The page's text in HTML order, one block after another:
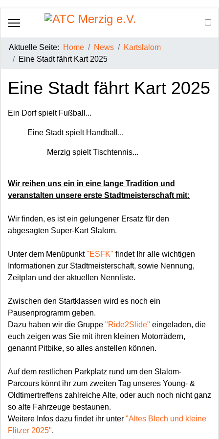
Aktuelle Seite: Home News
Kartslalom
Eine Stadt fährt Kart 2025
Eine Stadt fährt Kart 2025
Ein Dorf spielt Fußball...
Eine Stadt spielt Handball...
Merzig spielt Tischtennis...
Wir reihen uns ein in eine lange Tradition und
veranstalten unsere erste Stadtmeisterschaft mit:
Wir finden, es ist ein gelungener Ersatz für den
abgesagten Super-Kart Slalom.
Unter dem Menüpunkt"ESFK" findet Ihr alle wichtigen
Informationen zur Stadtmeisterschaft, sowie Nennung,
Zeitplan und der aktuellen Nennliste.
Zwischen den Startklassen wird es noch ein
Pausenprogramm geben.
Dazu haben wir die Gruppe "Ride2Slide" eingeladen, die
euch zeigen was Sie mit ihren kleinen Motorrädern,
genannt Pitbike, so alles anstellen können.
Auf dem restlichen Parkplatz rund um den Slalom-
Parcours könnt ihr zum zweiten Tag unseres Young- &
Oldtimertreffens zahlreiche Alte, oder auch noch nicht ganz
so alte Fahrzeuge bestaunen.
Weitere Infos dazu findet ihr unter "Altes Blech und kleine
Flitzer 2025".